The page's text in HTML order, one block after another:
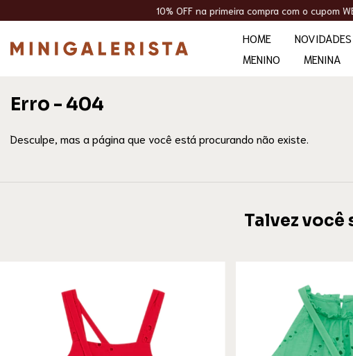
10% OFF na primeira compra com o cupom WELCOME10
HOME NOVIDADES
MENINO
MENINA
Erro - 404
Desculpe, mas a página que você está procurando não existe.
Talvez